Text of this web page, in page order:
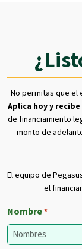
No permitas que
Aplica hoy y
de financiamiento
monto de
El equipo de
el
Nombre*